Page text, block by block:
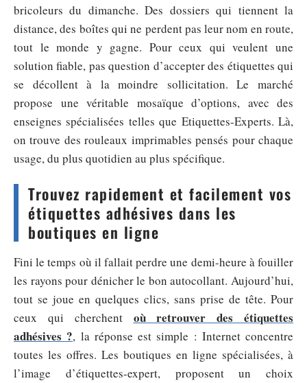
bricoleurs du dimanche. Des dossiers qui tiennent la
distance, des boîtes qui ne perdent pas leur nom en route,
tout le monde y gagne. Pour ceux qui veulent une
solution fiable, pas question d’accepter des étiquettes qui
se décollent à la moindre sollicitation. Le marché
propose une véritable mosaïque d’options, avec des
enseignes spécialisées telles que Etiquettes-Experts. Là,
on trouve des rouleaux imprimables pensés pour chaque
usage, du plus quotidien au plus spécifique.
Trouvez rapidement et facilement vos
étiquettes adhésives dans les
boutiques en ligne
Fini le temps où il fallait perdre une demi-heure à fouiller
les rayons pour dénicher le bon autocollant. Aujourd’hui,
tout se joue en quelques clics, sans prise de tête. Pour
ceux qui cherchent où retrouver des étiquettes
adhésives ?, la réponse est simple : Internet concentre
toutes les offres. Les boutiques en ligne spécialisées, à
l’image d’étiquettes-expert, proposent un choix